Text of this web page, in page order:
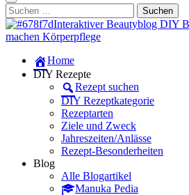
Suchen
nach:
Manuka Magic –
Dein interaktiver DIY
Dein persönlicher interaktiver DIY
Home
DIY Rezepte
Rezept suchen
DIY Rezeptkategorie
Rezeptarten
Ziele und Zweck
Jahreszeiten/Anlässe
Rezept-Besonderheiten
Blog
Alle Blogartikel
Manuka Pedia